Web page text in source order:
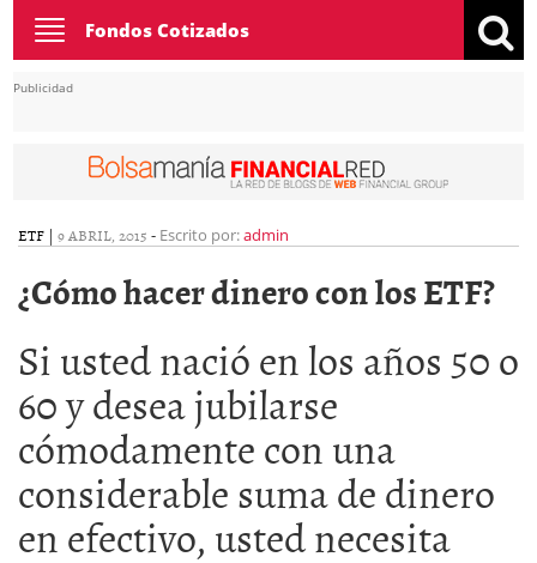
Toggle
navigation
Fondos Cotizados
Publicidad
ETF | 9 ABRIL, 2015 - Escrito por:admin
¿Cómo hacer dinero con los ETF?
Si usted nació en los años 50 o
60 y desea jubilarse
cómodamente con una
considerable suma de dinero
en efectivo, usted necesita